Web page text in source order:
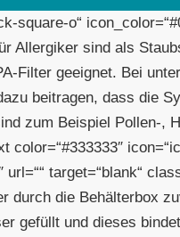
square-o“
Allergiker sind als
Filter geeignet. Bei
beitragen, dass die
zum Beispiel Pollen-,
color=“#333333″
target=“blank“
durch die Behälterbox
gefüllt und dieses